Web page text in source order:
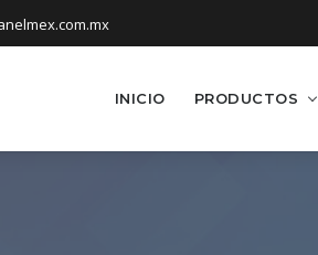
INICIO PRODUCTOS